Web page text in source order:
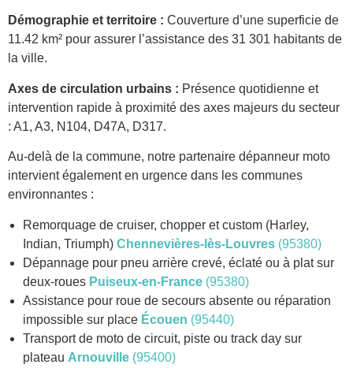
Démographie et territoire : Couverture d’une superficie de
11.42 km² pour assurer l’assistance des 31 301 habitants de
la ville.
Axes de circulation urbains : Présence quotidienne et
intervention rapide à proximité des axes majeurs du secteur
: A1, A3, N104, D47A, D317.
Au-delà de la commune, notre partenaire dépanneur moto
intervient également en urgence dans les communes
environnantes :
Remorquage de cruiser, chopper et custom (Harley,
Indian, Triumph) Chennevières-lès-Louvres (95380)
Dépannage pour pneu arrière crevé, éclaté ou à plat sur
deux-roues Puiseux-en-France (95380)
Assistance pour roue de secours absente ou réparation
impossible sur place Écouen (95440)
Transport de moto de circuit, piste ou track day sur
plateau Arnouville (95400)